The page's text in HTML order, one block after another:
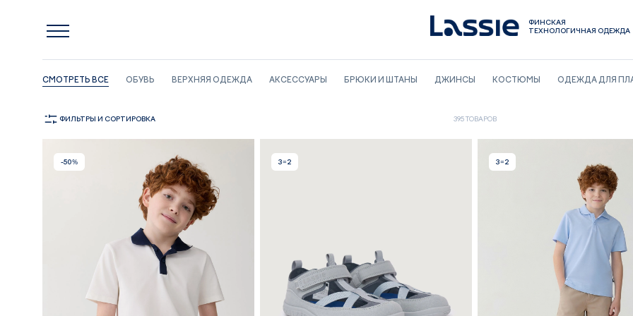
ФИНСКАЯ
ТЕХНОЛОГИЧНАЯ ОДЕЖДА
СМОТРЕТЬ ВСЕ ОБУВЬ ВЕРХНЯЯ ОДЕЖДА АКСЕССУАРЫ БРЮКИ И ШТАНЫ ДЖИНСЫ КОСТЮМЫ ОДЕЖДА ДЛЯ
ФИЛЬТРЫ И СОРТИРОВКА 395 ТОВАРОВ
-50% 3=2 3=2